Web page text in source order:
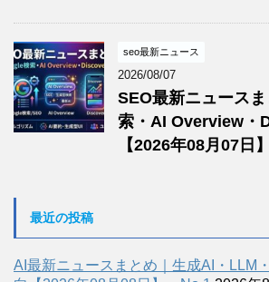
seo最新ニュース
2026/08/07
SEO最新ニュース
索・AI Overview・
【2026年08月07日
最近の投稿
AI最新ニュースまとめ｜生成AI・LLM